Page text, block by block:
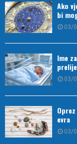
Ako
bi
03/
Ime
03/
evra
03/